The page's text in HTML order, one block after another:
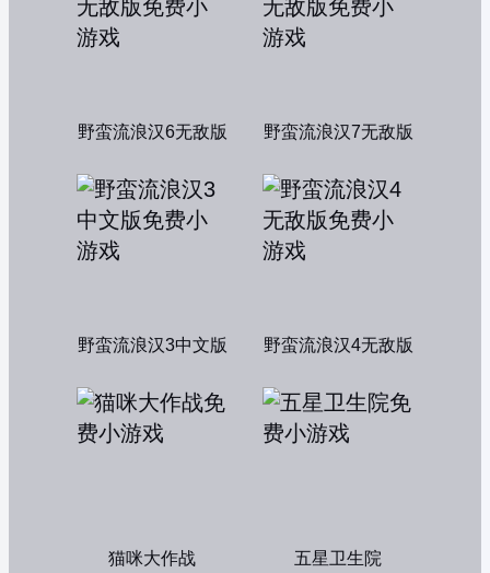
野蛮流浪汉6无敌版 野蛮流浪汉7无敌版
野蛮流浪汉3中文版 野蛮流浪汉4无敌版
猫咪大作战 五星卫生院